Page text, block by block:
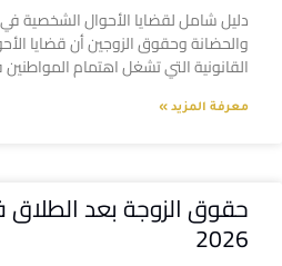
دليل شامل لقضايا الأحوال الشخصية
والحضانة وحقوق الزوجين أن قضايا
القانونية التي تشغل اهتمام
معرفة المزيد »
حقوق الزوجة بعد
2026